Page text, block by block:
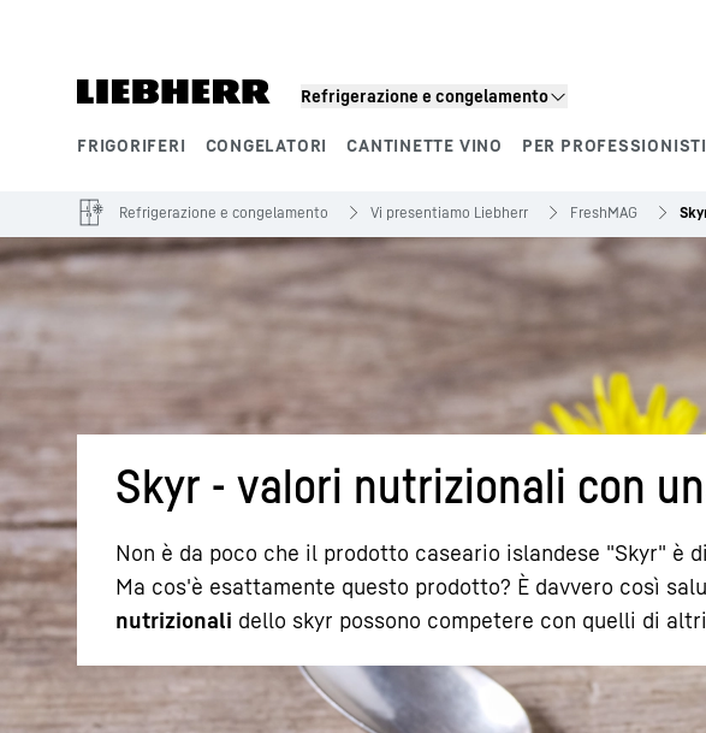
Refrigerazione e congelamento
FRIGORIFERI CONGELATORI CANTINETTE VINO PER PROFESSIONISTI
Refrigerazione e congelamento Vi presentiamo Liebherr FreshMAG
Skyr - valori nutrizionali con
Non è da poco che il prodotto caseario islandese "Skyr"
Ma cos'è esattamente questo prodotto? È davvero così
nutrizionali dello skyr possono competere con quelli di